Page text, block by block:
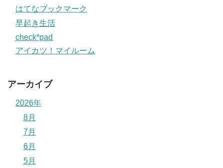
はてなブックマーク
早起き生活
check*pad
アイカツ！マイルーム
アーカイブ
2026年
8月
7月
6月
5月